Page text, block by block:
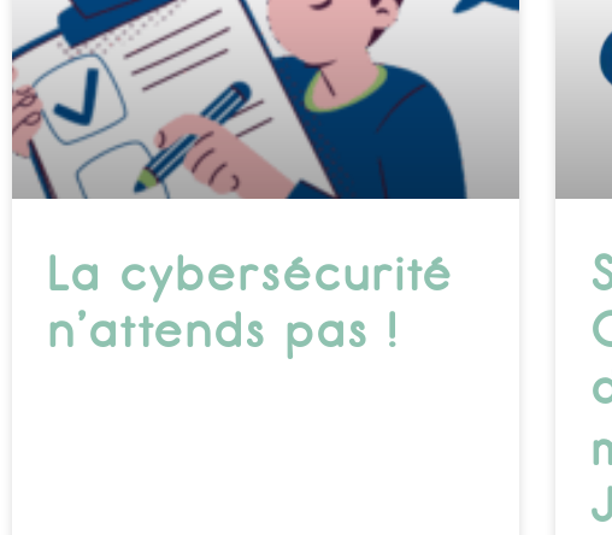
La cybersécurité
n’attends pas !